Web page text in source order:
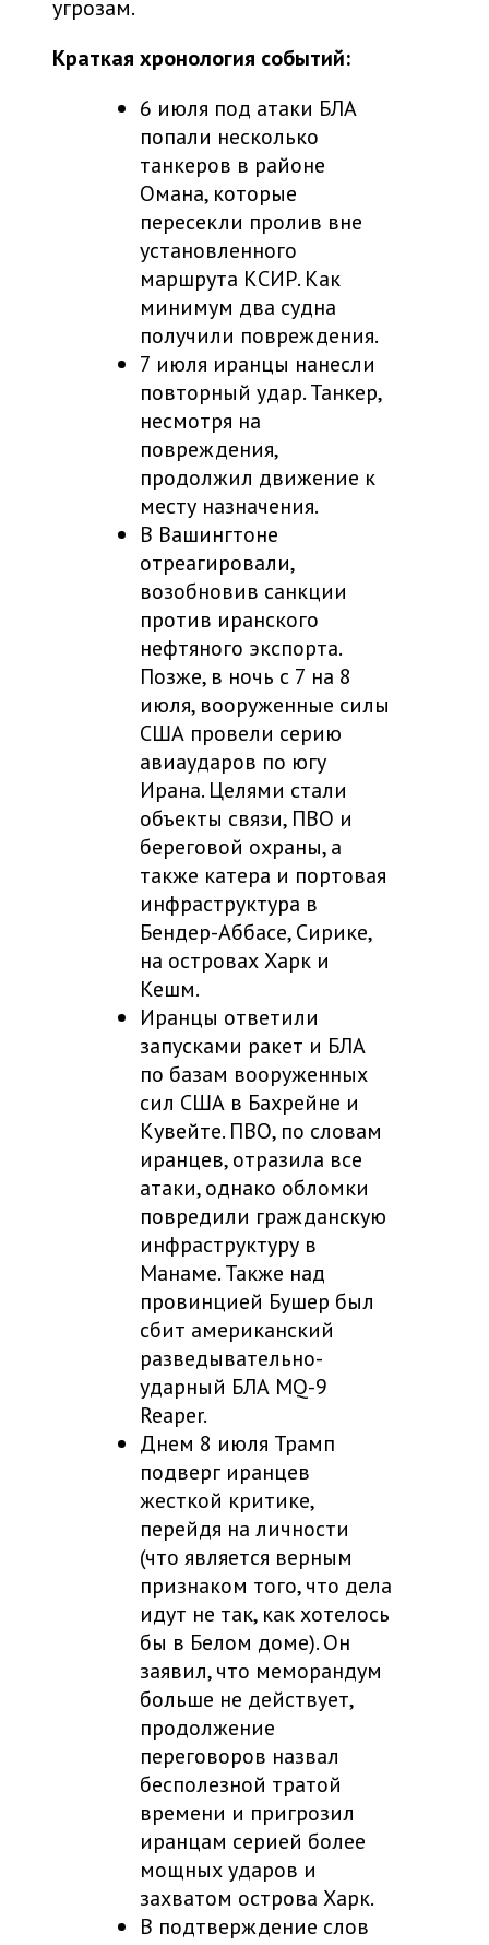
угрозам.
Краткая хронология событий:
6 июля под атаки БЛА
попали несколько
танкеров в районе
Омана, которые
пересекли пролив вне
установленного
маршрута КСИР. Как
минимум два судна
получили повреждения.
7 июля иранцы нанесли
повторный удар. Танкер,
несмотря на
повреждения,
продолжил движение к
месту назначения.
В Вашингтоне
отреагировали,
возобновив санкции
против иранского
нефтяного экспорта.
Позже, в ночь с 7 на 8
июля, вооруженные силы
США провели серию
авиаударов по югу
Ирана. Целями стали
объекты связи, ПВО и
береговой охраны, а
также катера и портовая
инфраструктура в
Бендер-Аббасе, Сирике,
на островах Харк и
Кешм.
Иранцы ответили
запусками ракет и БЛА
по базам вооруженных
сил США в Бахрейне и
Кувейте. ПВО, по словам
иранцев, отразила все
атаки, однако обломки
повредили гражданскую
инфраструктуру в
Манаме. Также над
провинцией Бушер был
сбит американский
разведывательно-
ударный БЛА MQ-9
Reaper.
Днем 8 июля Трамп
подверг иранцев
жесткой критике,
перейдя на личности
(что является верным
признаком того, что дела
идут не так, как хотелось
бы в Белом доме). Он
заявил, что меморандум
больше не действует,
продолжение
переговоров назвал
бесполезной тратой
времени и пригрозил
иранцам серией более
мощных ударов и
захватом острова Харк.
В подтверждение слов